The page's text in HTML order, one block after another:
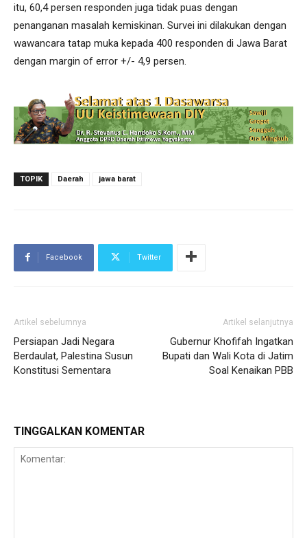
itu, 60,4 persen responden juga tidak puas dengan
penanganan masalah kemiskinan. Survei ini dilakukan dengan
wawancara tatap muka kepada 400 responden di Jawa Barat
dengan margin of error +/- 4,9 persen.
TOPIK Daerah jawa barat
Facebook Twitter
Artikel sebelumnya
Persiapan Jadi Negara
Berdaulat, Palestina Susun
Konstitusi Sementara
Artikel selanjutnya
Gubernur Khofifah Ingatkan
Bupati dan Wali Kota di Jatim
Soal Kenaikan PBB
TINGGALKAN KOMENTAR